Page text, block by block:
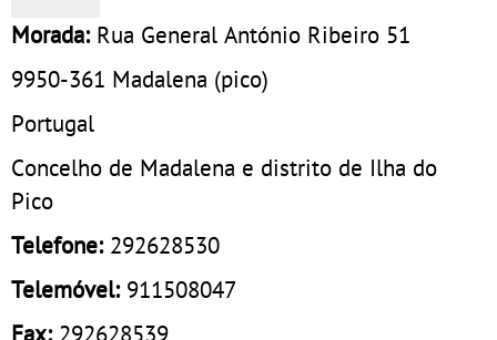
Morada: Rua General António Ribeiro 51
9950-361 Madalena (pico)
Portugal
Concelho de Madalena e distrito de Ilha do
Pico
Telefone: 292628530
Telemóvel: 911508047
Fax: 292628539